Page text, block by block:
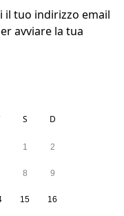
il tuo indirizzo email
avviare la tua
S D
1 2
8 9
15 16